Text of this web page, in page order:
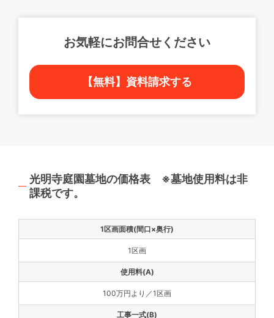
お気軽にお問合せください
【無料】資料請求する
光明寺庭園墓地の価格表 ※墓地使用料は非
課税です。
1区画
100万円より／1区画